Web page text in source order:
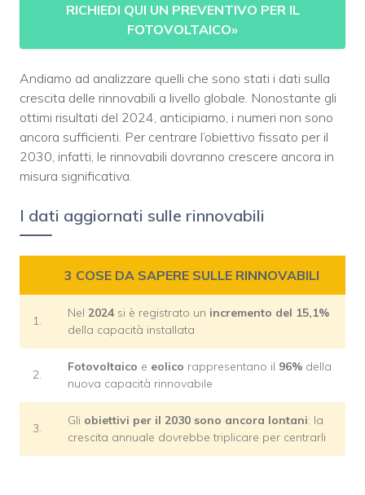
RICHIEDI QUI UN PREVENTIVO PER IL
FOTOVOLTAICO»
Andiamo ad analizzare quelli che sono stati i dati sulla
crescita delle rinnovabili a livello globale. Nonostante gli
ottimi risultati del 2024, anticipiamo, i numeri non sono
ancora sufficienti. Per centrare l’obiettivo fissato per il
2030, infatti, le rinnovabili dovranno crescere ancora in
misura significativa.
I dati aggiornati sulle rinnovabili
3 COSE DA SAPERE SULLE RINNOVABILI
1.
Nel 2024 si è registrato un incremento del 15,1%
della capacità installata
2.
Fotovoltaico e eolico rappresentano il 96% della
nuova capacità rinnovabile
3.
Gli obiettivi per il 2030 sono ancora lontani: la
crescita annuale dovrebbe triplicare per centrarli